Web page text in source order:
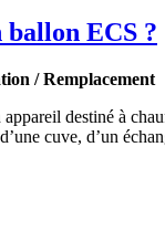
ballon ECS ?
/ Remplacement
destiné à
cuve, d’un